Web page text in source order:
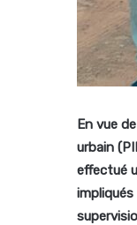
En vue
urbain
effectué